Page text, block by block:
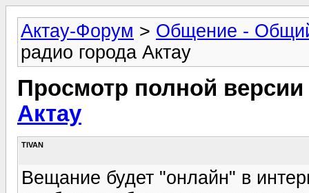
Актау-Форум > Общение -
радио города Актау
Просмотр полной
Актау
TIVAN
Вещание будет "онлайн" в